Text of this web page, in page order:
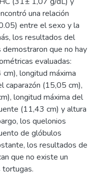
una relación
entre el sexo y la
los resultados del
que no hay
evaluadas:
longitud máxima
caparazón (15,05 cm),
longitud máxima del
(11,43 cm) y altura
los quelonios
de glóbulos
los resultados de
que no existe un
tortugas.